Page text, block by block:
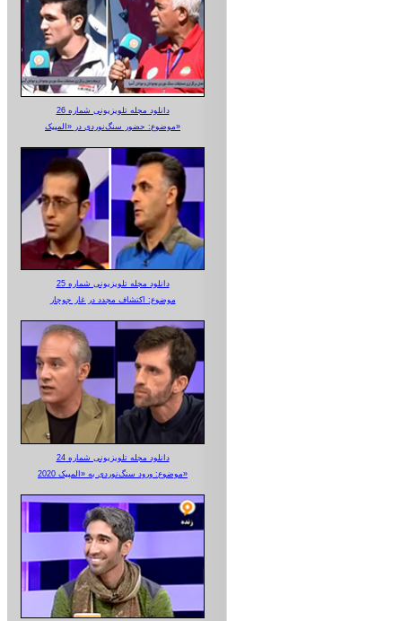
دانلود مجله تلویزیونی شماره 26
موضوع: حضور سنگ‌نوردی در «المپیک»
دانلود مجله تلویزیونی شماره 25
موضوع: اکتشاف مجدد در غار جوجار
دانلود مجله تلویزیونی شماره 24
موضوع: ورود سنگ‌نوردی به «المپیک 2020»